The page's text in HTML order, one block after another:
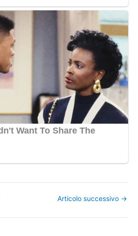
Articolo successivo →